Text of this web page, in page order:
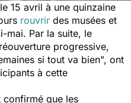
15 avril à une quinzaine
rouvrir des musées et
mai. Par la suite, le
progressive,
si tout va bien", ont
à cette
confirmé que les